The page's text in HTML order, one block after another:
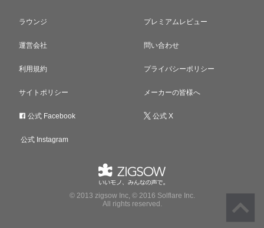
ラウンジ プレミアムレビュー
運営会社 問い合わせ
利用規約 プライバシーポリシー
サイトポリシー メーカーの皆様へ
公式 Facebook 公式 X
公式 Instagram
© 2013 zigsow Inc, © 2016 Solflare Inc.
All rights reserved.